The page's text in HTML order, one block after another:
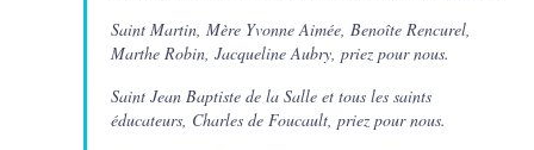
Saint Martin, Mère Yvonne Aimée, Benoîte Rencurel,
Marthe Robin, Jacqueline Aubry, priez pour nous.
Saint Jean Baptiste de la Salle et tous les saints
éducateurs, Charles de Foucault, priez pour nous.